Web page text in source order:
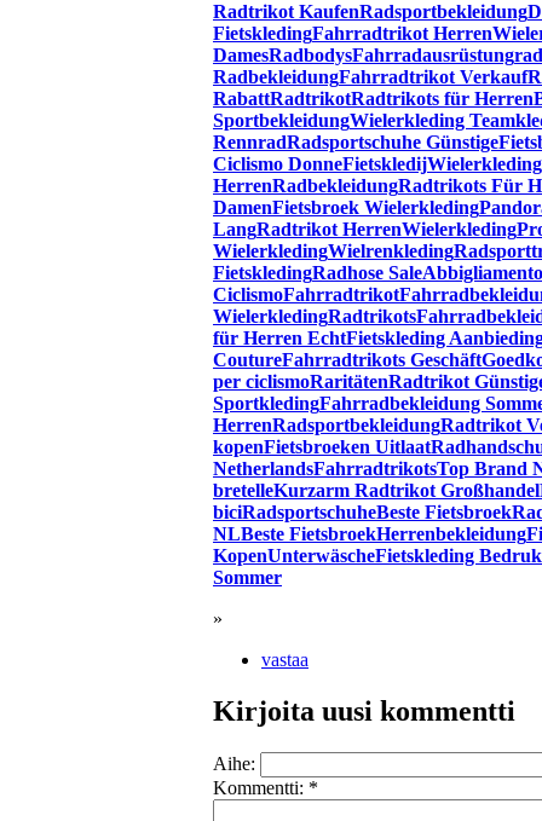
Radtrikot KaufenRadsportbekleidung
FietskledingFahrradtrikot Herren
DamesRadbodysFahrradausrüstung
RadbekleidungFahrradtrikot Verkauf
RabattRadtrikotRadtrikots für Herren
SportbekleidungWielerkleding
RennradRadsportschuhe Günstige
Ciclismo DonneFietskledij
HerrenRadbekleidungRadtrikots Für
DamenFietsbroek Wielerkleding
LangRadtrikot HerrenWielerkleding
WielerkledingWielrenkleding
FietskledingRadhose SaleAbbigliamento
CiclismoFahrradtrikot
WielerkledingRadtrikots
für Herren EchtFietskleding
CoutureFahrradtrikots Geschäft
per ciclismoRaritätenRadtrikot
SportkledingFahrradbekleidung
HerrenRadsportbekleidungRadtrikot
kopenFietsbroeken Uitlaat
NetherlandsFahrradtrikotsTop Brand
bretelleKurzarm Radtrikot Großhandel
biciRadsportschuheBeste Fietsbroek
NLBeste FietsbroekHerrenbekleidung
KopenUnterwäscheFietskleding
Sommer
»
vastaa
Kirjoita uusi kommentti
Aihe:
Kommentti: *